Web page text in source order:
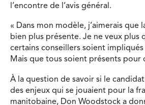
l’encontre de l’avis général.
« Dans mon modèle, j’aimerais que
bien plus présente. Je ne veux plus
certains conseillers soient impliqués
Mais que tous soient présents pour
À la question de savoir si le
des enjeux qui se jouaient pour la
manitobaine, Don Woodstock a